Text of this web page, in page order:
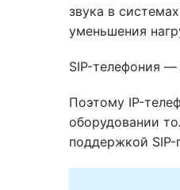
звука в
уменьшения
SIP-телефония —
Поэтому IP-
оборудовании
поддержкой SIP-